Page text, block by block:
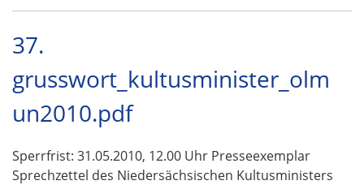
37.
grusswort_kultusminister_olm
un2010.pdf
Sperrfrist: 31.05.2010, 12.00 Uhr Presseexemplar
Sprechzettel des Niedersächsischen Kultusministers